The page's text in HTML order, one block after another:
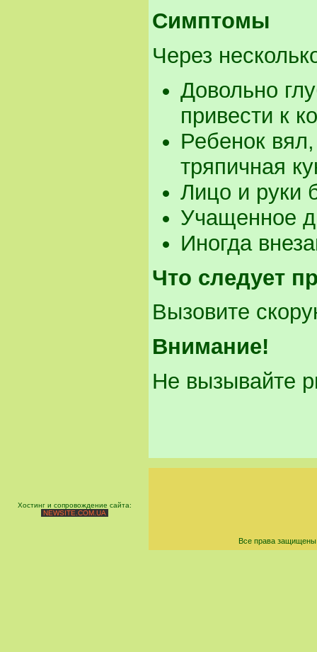
Симптомы
Через
Довольно
привести к
Ребенок
тряпичная
Лицо и руки
Учащенное
Иногда
Что следует
Вызовите
Внимание!
Не вызывайте
Хостинг и сопровождение сайта:
NEWSITE.COM.UA
Все права